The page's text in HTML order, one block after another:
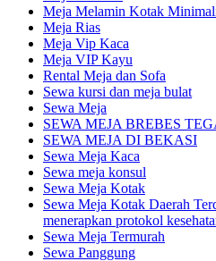
Meja Melamin Kotak
Meja Rias
Meja Vip Kaca
Meja VIP Kayu
Rental Meja dan Sofa
Sewa kursi dan meja bulat
Sewa Meja
SEWA MEJA BREBES
SEWA MEJA DI BEKASI
Sewa Meja Kaca
Sewa meja konsul
Sewa Meja Kotak
Sewa Meja Kotak Daerah
menerapkan protokol
Sewa Meja Termurah
Sewa Panggung